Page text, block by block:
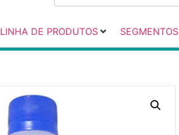
LINHA DE PRODUTOS SEGMENTOS